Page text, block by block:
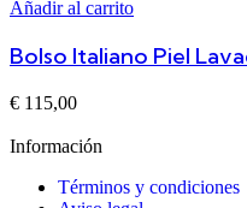
Añadir al carrito
Bolso Italiano Piel
€ 115,00
Información
Términos y condiciones